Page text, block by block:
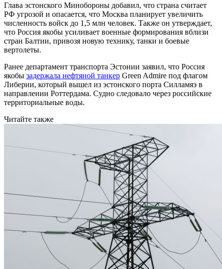
Глава эстонского Минобороны добавил, что страна считает
РФ угрозой и опасается, что Москва планирует увеличить
численность войск до 1,5 млн человек. Также он утверждает,
что Россия якобы усиливает военные формирования вблизи
стран Балтии, привозя новую технику, танки и боевые
вертолеты.
Ранее департамент транспорта Эстонии заявил, что Россия
якобы задержала нефтяной танкер Green Admire под флагом
Либерии, который вышел из эстонского порта Силламяэ в
направлении Роттердама. Судно следовало через российские
территориальные воды.
Читайте также